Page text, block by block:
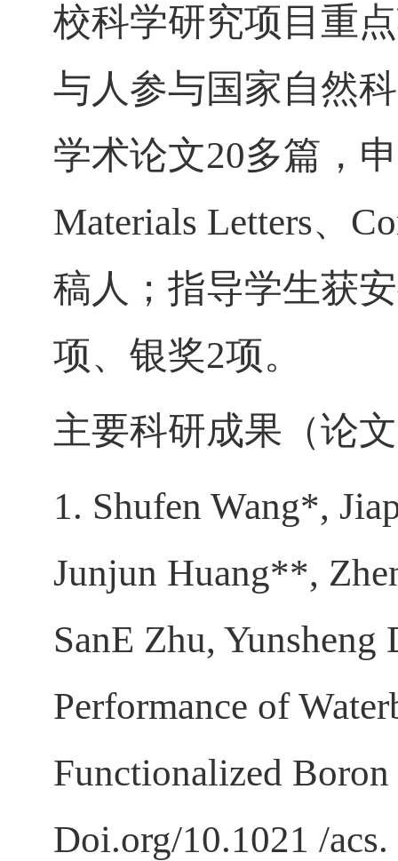
校科学研究项目重
与人参与国家自然
学术论文20多篇，
Materials Letters、
稿人；指导学生获
项、银奖2项。
主要科研成果（论
1. Shufen Wang*,
Junjun Huang**,
SanE Zhu,
Performance of
Functionalized
Doi.org/10.1021 /